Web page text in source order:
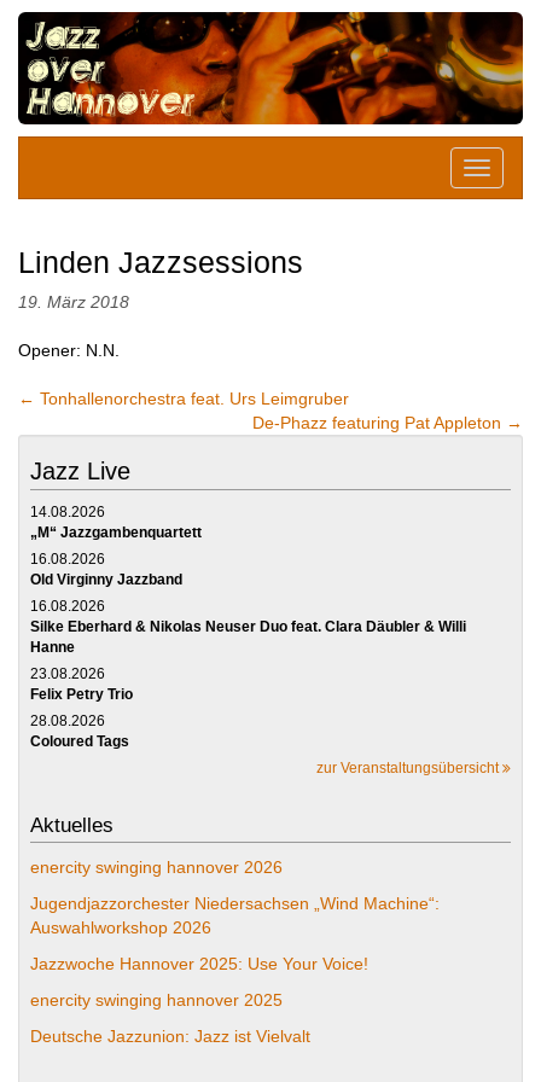
Linden Jazzsessions
19. März 2018
Opener: N.N.
← Tonhallenorchestra feat. Urs Leimgruber
De-Phazz featuring Pat Appleton →
Jazz Live
14.08.2026
„M“ Jazzgambenquartett
16.08.2026
Old Virginny Jazzband
16.08.2026
Silke Eberhard & Nikolas Neuser Duo feat. Clara Däubler & Willi
Hanne
23.08.2026
Felix Petry Trio
28.08.2026
Coloured Tags
zur Veranstaltungsübersicht
Aktuelles
enercity swinging hannover 2026
Jugendjazzorchester Niedersachsen „Wind Machine“:
Auswahlworkshop 2026
Jazzwoche Hannover 2025: Use Your Voice!
enercity swinging hannover 2025
Deutsche Jazzunion: Jazz ist Vielvalt